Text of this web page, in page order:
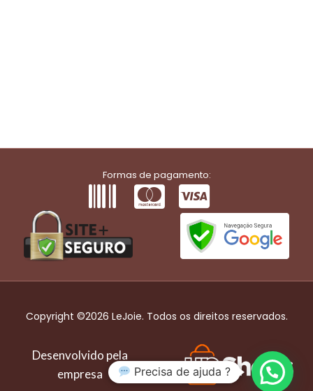
Formas de pagamento:
Copyright ©2026 LeJoie. Todos os direitos reservados.
Desenvolvido pela
empresa
Precisa de ajuda ?